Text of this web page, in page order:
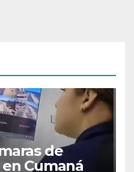
de
Cumaná